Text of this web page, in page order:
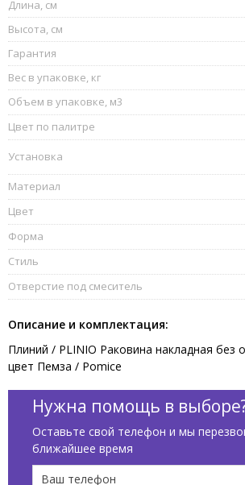
Длина, см
Высота, см
Гарантия
Вес в упаковке, кг
Объем в упаковке, м3
Цвет по палитре
Установка
Материал
Цвет
Форма
Стиль
Отверстие под смеситель
Описание и комплектация:
Плиний / PLINIO Раковина накладная без
цвет Пемза / Pomice
Нужна помощь в
Оставьте свой телефон и мы
ближайшее время